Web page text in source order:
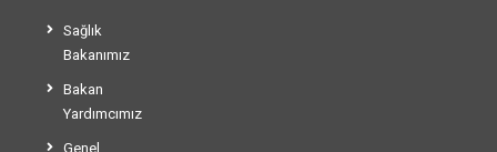
Sağlık
Bakanımız
Bakan
Yardımcımız
Genel